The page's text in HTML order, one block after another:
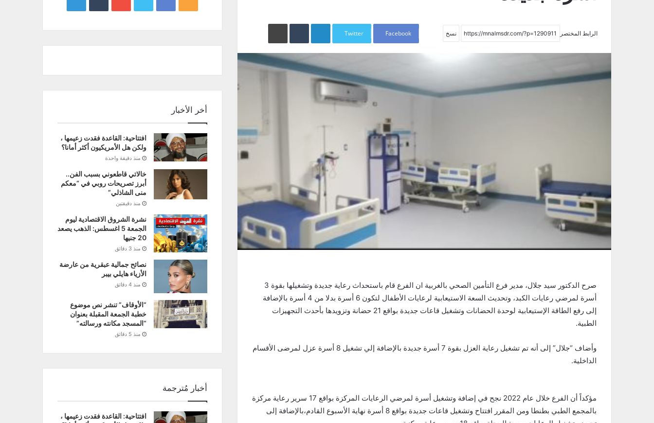
الرابط المختصر Facebook
Twitter
LinkedIn
‏Tumblr طباعة
صرح الدكتور سيد جلال، مدير فرع التأمين الصحي بالغربية ان الفرع قام باستحداث رعاية جديدة وتشغيلها بقوة 3
أسرة لمرضي رعايات الكبد، وتحديث السعة الاستيعابية لرعايات الأطفال لتكون 6 أسرة بدلا من 4 أسرة بالإضافة
إلى رفع الطاقة الإستيعابية لوحدة الحضانات وتشغيل قاعات جديدة بواقع 21 حضانة وتزويدها بأحدث التجهيزات
الطبية.
وأضاف “جلال” إلى أنه تم تشغيل رعاية العزل بقوة 7 أسرة جديدة بالإضافة إلي تشغيل 8 أسرة عزل لمرضى الأقسام
الداخلية.
مؤكداً أن الفرع خلال عام 2022 نجح في إضافة وتشغيل أسرة لمرضي الرعايات المركزة بواقع 17 سرير رعاية مركزة
بالمجمع الطبي بطنطا ومن المقرر افتتاح وتشغيل قاعات جديدة بواقع 8 أسرة نهاية الأسبوع القادم،بالإضافة إلى
أخر الأخبار
افتتاحية: القاعدة فقدت زعيمها ،
ولكن هل الأمريكيون أكثر أمانا؟
منذ دقيقة واحدة
خالاتي قاطعوني بسبب الفن..
أبرز تصريحات روبي في “معكم
منى الشاذلي”
منذ دقيقتين
نشرة الشروق الاقتصادية ليوم
الجمعة 5 اغسطس: الذهب يصعد
20 جنيها
منذ 3 دقائق
نصائح جمالية عبقرية من عارضة
الأزياء هايلي بيبر
منذ 4 دقائق
“الأوقاف” تنشر نص موضوع
خطبة الجمعة المقبلة بعنوان
“المسجد مكانته ورسالته”
منذ 5 دقائق
أخبار مُترجمة
افتتاحية: القاعدة فقدت زعيمها ،